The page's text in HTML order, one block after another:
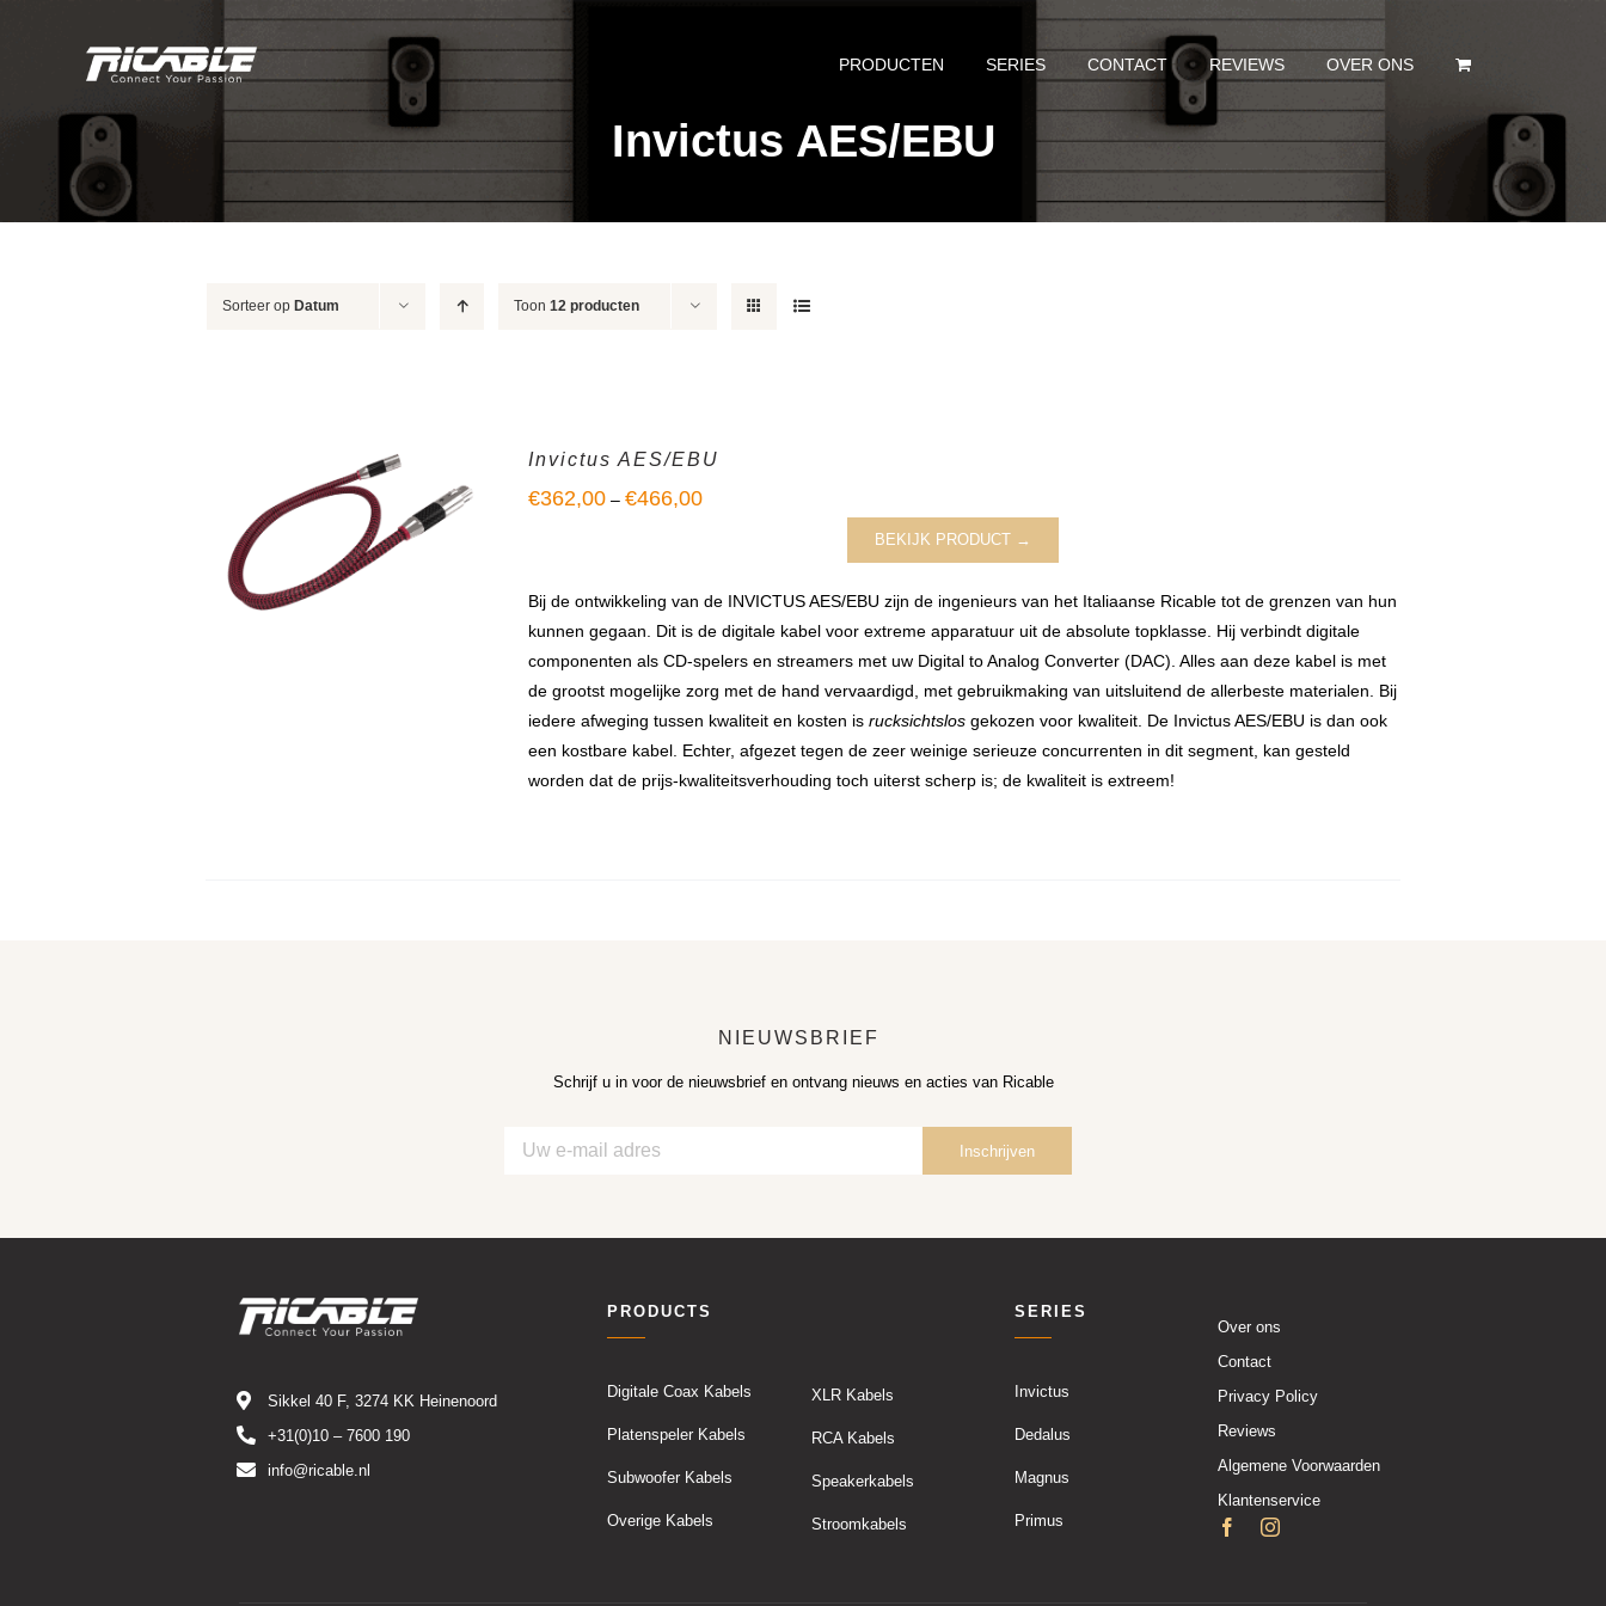
PRODUCTEN SERIES CONTACT REVIEWS OVER ONS
Invictus AES/EBU
Sorteer op Datum Toon 12 producten
Invictus AES/EBU
€362,00 – €466,00
BEKIJK PRODUCT →
Bij de ontwikkeling van de INVICTUS AES/EBU zijn de ingenieurs van het Italiaanse Ricable tot de grenzen van hun
kunnen gegaan. Dit is de digitale kabel voor extreme apparatuur uit de absolute topklasse. Hij verbindt digitale
componenten als CD-spelers en streamers met uw Digital to Analog Converter (DAC). Alles aan deze kabel is met
de grootst mogelijke zorg met de hand vervaardigd, met gebruikmaking van uitsluitend de allerbeste materialen. Bij
iedere afweging tussen kwaliteit en kosten is rucksichtslos gekozen voor kwaliteit. De Invictus AES/EBU is dan ook
een kostbare kabel. Echter, afgezet tegen de zeer weinige serieuze concurrenten in dit segment, kan gesteld
worden dat de prijs-kwaliteitsverhouding toch uiterst scherp is; de kwaliteit is extreem!
NIEUWSBRIEF
Schrijf u in voor de nieuwsbrief en ontvang nieuws en acties van Ricable
Sikkel 40 F, 3274 KK Heinenoord
+31(0)10 – 7600 190
info@ricable.nl
PRODUCTS SERIES
Digitale Coax Kabels
Platenspeler Kabels
Subwoofer Kabels
Overige Kabels
XLR Kabels
RCA Kabels
Speakerkabels
Stroomkabels
Invictus
Dedalus
Magnus
Primus
Over ons
Contact
Privacy Policy
Reviews
Algemene Voorwaarden
Klantenservice